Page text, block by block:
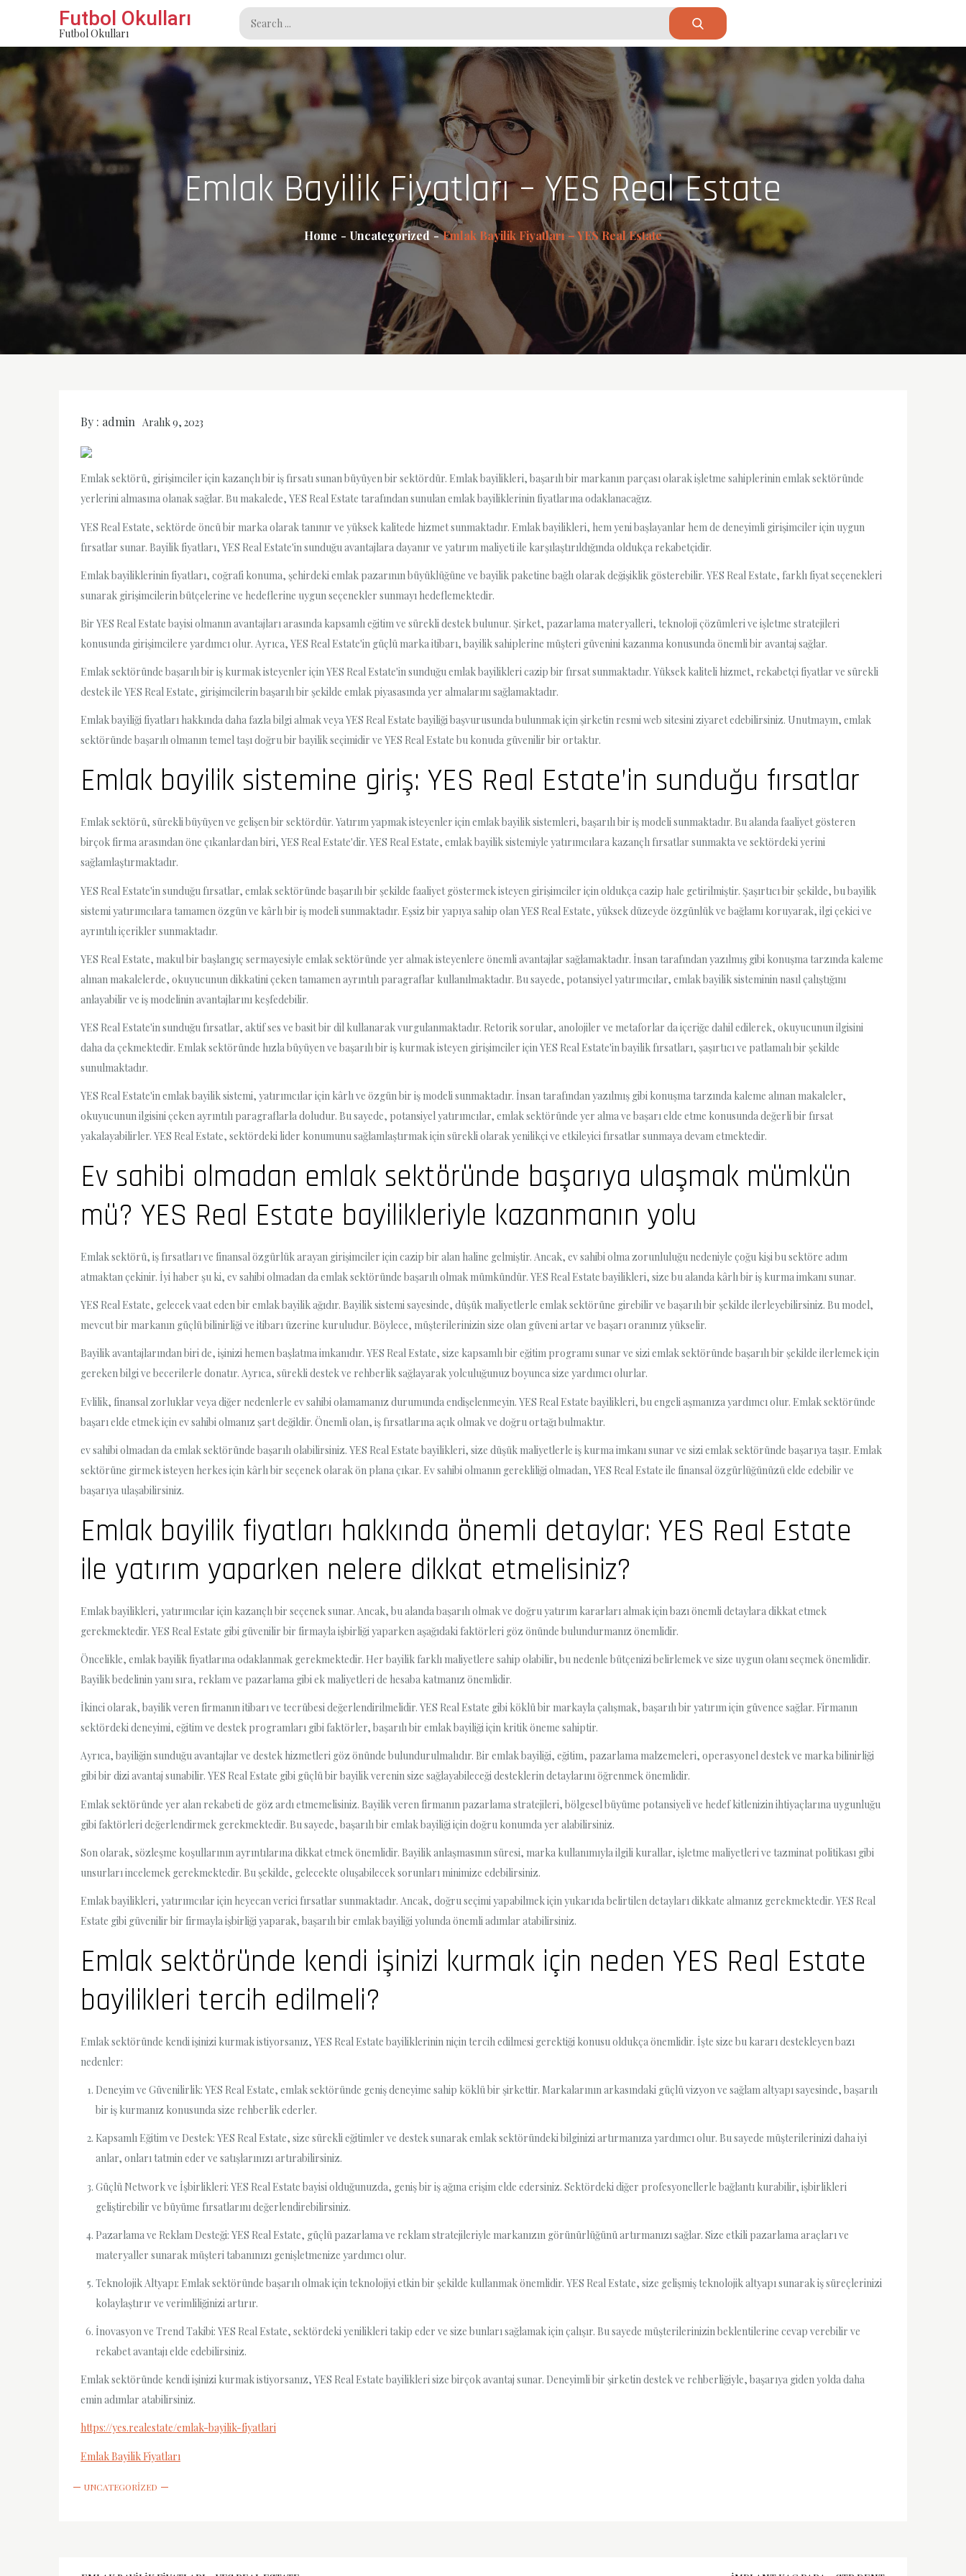
content
Futbol Okulları
Futbol Okulları
Search
for:
Emlak Bayilik Fiyatları – YES Real Estate
Home Uncategorized Emlak Bayilik Fiyatları – YES Real Estate
By : admin Aralık 9, 2023
Emlak sektörü, girişimciler için kazançlı bir iş fırsatı sunan büyüyen bir sektördür. Emlak bayilikleri, başarılı bir markanın parçası olarak işletme sahiplerinin emlak sektöründe
yerlerini almasına olanak sağlar. Bu makalede, YES Real Estate tarafından sunulan emlak bayiliklerinin fiyatlarına odaklanacağız.
YES Real Estate, sektörde öncü bir marka olarak tanınır ve yüksek kalitede hizmet sunmaktadır. Emlak bayilikleri, hem yeni başlayanlar hem de deneyimli girişimciler için uygun
fırsatlar sunar. Bayilik fiyatları, YES Real Estate'in sunduğu avantajlara dayanır ve yatırım maliyeti ile karşılaştırıldığında oldukça rekabetçidir.
Emlak bayiliklerinin fiyatları, coğrafi konuma, şehirdeki emlak pazarının büyüklüğüne ve bayilik paketine bağlı olarak değişiklik gösterebilir. YES Real Estate, farklı fiyat seçenekleri
sunarak girişimcilerin bütçelerine ve hedeflerine uygun seçenekler sunmayı hedeflemektedir.
Bir YES Real Estate bayisi olmanın avantajları arasında kapsamlı eğitim ve sürekli destek bulunur. Şirket, pazarlama materyalleri, teknoloji çözümleri ve işletme stratejileri
konusunda girişimcilere yardımcı olur. Ayrıca, YES Real Estate'in güçlü marka itibarı, bayilik sahiplerine müşteri güvenini kazanma konusunda önemli bir avantaj sağlar.
Emlak sektöründe başarılı bir iş kurmak isteyenler için YES Real Estate'in sunduğu emlak bayilikleri cazip bir fırsat sunmaktadır. Yüksek kaliteli hizmet, rekabetçi fiyatlar ve sürekli
destek ile YES Real Estate, girişimcilerin başarılı bir şekilde emlak piyasasında yer almalarını sağlamaktadır.
Emlak bayiliği fiyatları hakkında daha fazla bilgi almak veya YES Real Estate bayiliği başvurusunda bulunmak için şirketin resmi web sitesini ziyaret edebilirsiniz. Unutmayın, emlak
sektöründe başarılı olmanın temel taşı doğru bir bayilik seçimidir ve YES Real Estate bu konuda güvenilir bir ortaktır.
Emlak bayilik sistemine giriş: YES Real Estate’in sunduğu fırsatlar
Emlak sektörü, sürekli büyüyen ve gelişen bir sektördür. Yatırım yapmak isteyenler için emlak bayilik sistemleri, başarılı bir iş modeli sunmaktadır. Bu alanda faaliyet gösteren
birçok firma arasından öne çıkanlardan biri, YES Real Estate'dir. YES Real Estate, emlak bayilik sistemiyle yatırımcılara kazançlı fırsatlar sunmakta ve sektördeki yerini
sağlamlaştırmaktadır.
YES Real Estate'in sunduğu fırsatlar, emlak sektöründe başarılı bir şekilde faaliyet göstermek isteyen girişimciler için oldukça cazip hale getirilmiştir. Şaşırtıcı bir şekilde, bu bayilik
sistemi yatırımcılara tamamen özgün ve kârlı bir iş modeli sunmaktadır. Eşsiz bir yapıya sahip olan YES Real Estate, yüksek düzeyde özgünlük ve bağlamı koruyarak, ilgi çekici ve
ayrıntılı içerikler sunmaktadır.
YES Real Estate, makul bir başlangıç sermayesiyle emlak sektöründe yer almak isteyenlere önemli avantajlar sağlamaktadır. İnsan tarafından yazılmış gibi konuşma tarzında kaleme
alınan makalelerde, okuyucunun dikkatini çeken tamamen ayrıntılı paragraflar kullanılmaktadır. Bu sayede, potansiyel yatırımcılar, emlak bayilik sisteminin nasıl çalıştığını
anlayabilir ve iş modelinin avantajlarını keşfedebilir.
YES Real Estate'in sunduğu fırsatlar, aktif ses ve basit bir dil kullanarak vurgulanmaktadır. Retorik sorular, anolojiler ve metaforlar da içeriğe dahil edilerek, okuyucunun ilgisini
daha da çekmektedir. Emlak sektöründe hızla büyüyen ve başarılı bir iş kurmak isteyen girişimciler için YES Real Estate'in bayilik fırsatları, şaşırtıcı ve patlamalı bir şekilde
sunulmaktadır.
YES Real Estate'in emlak bayilik sistemi, yatırımcılar için kârlı ve özgün bir iş modeli sunmaktadır. İnsan tarafından yazılmış gibi konuşma tarzında kaleme alınan makaleler,
okuyucunun ilgisini çeken ayrıntılı paragraflarla doludur. Bu sayede, potansiyel yatırımcılar, emlak sektöründe yer alma ve başarı elde etme konusunda değerli bir fırsat
yakalayabilirler. YES Real Estate, sektördeki lider konumunu sağlamlaştırmak için sürekli olarak yenilikçi ve etkileyici fırsatlar sunmaya devam etmektedir.
Ev sahibi olmadan emlak sektöründe başarıya ulaşmak mümkün
mü? YES Real Estate bayilikleriyle kazanmanın yolu
Emlak sektörü, iş fırsatları ve finansal özgürlük arayan girişimciler için cazip bir alan haline gelmiştir. Ancak, ev sahibi olma zorunluluğu nedeniyle çoğu kişi bu sektöre adım
atmaktan çekinir. İyi haber şu ki, ev sahibi olmadan da emlak sektöründe başarılı olmak mümkündür. YES Real Estate bayilikleri, size bu alanda kârlı bir iş kurma imkanı sunar.
YES Real Estate, gelecek vaat eden bir emlak bayilik ağıdır. Bayilik sistemi sayesinde, düşük maliyetlerle emlak sektörüne girebilir ve başarılı bir şekilde ilerleyebilirsiniz. Bu model,
mevcut bir markanın güçlü bilinirliği ve itibarı üzerine kuruludur. Böylece, müşterilerinizin size olan güveni artar ve başarı oranınız yükselir.
Bayilik avantajlarından biri de, işinizi hemen başlatma imkanıdır. YES Real Estate, size kapsamlı bir eğitim programı sunar ve sizi emlak sektöründe başarılı bir şekilde ilerlemek için
gereken bilgi ve becerilerle donatır. Ayrıca, sürekli destek ve rehberlik sağlayarak yolculuğunuz boyunca size yardımcı olurlar.
Evlilik, finansal zorluklar veya diğer nedenlerle ev sahibi olamamanız durumunda endişelenmeyin. YES Real Estate bayilikleri, bu engeli aşmanıza yardımcı olur. Emlak sektöründe
başarı elde etmek için ev sahibi olmanız şart değildir. Önemli olan, iş fırsatlarına açık olmak ve doğru ortağı bulmaktır.
ev sahibi olmadan da emlak sektöründe başarılı olabilirsiniz. YES Real Estate bayilikleri, size düşük maliyetlerle iş kurma imkanı sunar ve sizi emlak sektöründe başarıya taşır. Emlak
sektörüne girmek isteyen herkes için kârlı bir seçenek olarak ön plana çıkar. Ev sahibi olmanın gerekliliği olmadan, YES Real Estate ile finansal özgürlüğünüzü elde edebilir ve
başarıya ulaşabilirsiniz.
Emlak bayilik fiyatları hakkında önemli detaylar: YES Real Estate
ile yatırım yaparken nelere dikkat etmelisiniz?
Emlak bayilikleri, yatırımcılar için kazançlı bir seçenek sunar. Ancak, bu alanda başarılı olmak ve doğru yatırım kararları almak için bazı önemli detaylara dikkat etmek
gerekmektedir. YES Real Estate gibi güvenilir bir firmayla işbirliği yaparken aşağıdaki faktörleri göz önünde bulundurmanız önemlidir.
Öncelikle, emlak bayilik fiyatlarına odaklanmak gerekmektedir. Her bayilik farklı maliyetlere sahip olabilir, bu nedenle bütçenizi belirlemek ve size uygun olanı seçmek önemlidir.
Bayilik bedelinin yanı sıra, reklam ve pazarlama gibi ek maliyetleri de hesaba katmanız önemlidir.
İkinci olarak, bayilik veren firmanın itibarı ve tecrübesi değerlendirilmelidir. YES Real Estate gibi köklü bir markayla çalışmak, başarılı bir yatırım için güvence sağlar. Firmanın
sektördeki deneyimi, eğitim ve destek programları gibi faktörler, başarılı bir emlak bayiliği için kritik öneme sahiptir.
Ayrıca, bayiliğin sunduğu avantajlar ve destek hizmetleri göz önünde bulundurulmalıdır. Bir emlak bayiliği, eğitim, pazarlama malzemeleri, operasyonel destek ve marka bilinirliği
gibi bir dizi avantaj sunabilir. YES Real Estate gibi güçlü bir bayilik verenin size sağlayabileceği desteklerin detaylarını öğrenmek önemlidir.
Emlak sektöründe yer alan rekabeti de göz ardı etmemelisiniz. Bayilik veren firmanın pazarlama stratejileri, bölgesel büyüme potansiyeli ve hedef kitlenizin ihtiyaçlarına uygunluğu
gibi faktörleri değerlendirmek gerekmektedir. Bu sayede, başarılı bir emlak bayiliği için doğru konumda yer alabilirsiniz.
Son olarak, sözleşme koşullarının ayrıntılarına dikkat etmek önemlidir. Bayilik anlaşmasının süresi, marka kullanımıyla ilgili kurallar, işletme maliyetleri ve tazminat politikası gibi
unsurları incelemek gerekmektedir. Bu şekilde, gelecekte oluşabilecek sorunları minimize edebilirsiniz.
Emlak bayilikleri, yatırımcılar için heyecan verici fırsatlar sunmaktadır. Ancak, doğru seçimi yapabilmek için yukarıda belirtilen detayları dikkate almanız gerekmektedir. YES Real
Estate gibi güvenilir bir firmayla işbirliği yaparak, başarılı bir emlak bayiliği yolunda önemli adımlar atabilirsiniz.
Emlak sektöründe kendi işinizi kurmak için neden YES Real Estate
bayilikleri tercih edilmeli?
Emlak sektöründe kendi işinizi kurmak istiyorsanız, YES Real Estate bayiliklerinin niçin tercih edilmesi gerektiği konusu oldukça önemlidir. İşte size bu kararı destekleyen bazı
nedenler:
Deneyim ve Güvenilirlik: YES Real Estate, emlak sektöründe geniş deneyime sahip köklü bir şirkettir. Markalarının arkasındaki güçlü vizyon ve sağlam altyapı sayesinde, başarılı
bir iş kurmanız konusunda size rehberlik ederler.
Kapsamlı Eğitim ve Destek: YES Real Estate, size sürekli eğitimler ve destek sunarak emlak sektöründeki bilginizi artırmanıza yardımcı olur. Bu sayede müşterilerinizi daha iyi
anlar, onları tatmin eder ve satışlarınızı artırabilirsiniz.
Güçlü Network ve İşbirlikleri: YES Real Estate bayisi olduğunuzda, geniş bir iş ağına erişim elde edersiniz. Sektördeki diğer profesyonellerle bağlantı kurabilir, işbirlikleri
geliştirebilir ve büyüme fırsatlarını değerlendirebilirsiniz.
Pazarlama ve Reklam Desteği: YES Real Estate, güçlü pazarlama ve reklam stratejileriyle markanızın görünürlüğünü artırmanızı sağlar. Size etkili pazarlama araçları ve
materyaller sunarak müşteri tabanınızı genişletmenize yardımcı olur.
Teknolojik Altyapı: Emlak sektöründe başarılı olmak için teknolojiyi etkin bir şekilde kullanmak önemlidir. YES Real Estate, size gelişmiş teknolojik altyapı sunarak iş süreçlerinizi
kolaylaştırır ve verimliliğinizi artırır.
İnovasyon ve Trend Takibi: YES Real Estate, sektördeki yenilikleri takip eder ve size bunları sağlamak için çalışır. Bu sayede müşterilerinizin beklentilerine cevap verebilir ve
rekabet avantajı elde edebilirsiniz.
Emlak sektöründe kendi işinizi kurmak istiyorsanız, YES Real Estate bayilikleri size birçok avantaj sunar. Deneyimli bir şirketin destek ve rehberliğiyle, başarıya giden yolda daha
emin adımlar atabilirsiniz.
https://yes.realestate/emlak-bayilik-fiyatlari
Emlak Bayilik Fiyatları
UNCATEGORIZED